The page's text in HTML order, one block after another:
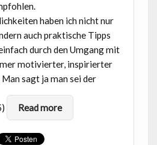
haben ich nicht nur
auch praktische Tipps
durch den Umgang mit
motivierter, inspirierter
sagt ja man sei der
Read more